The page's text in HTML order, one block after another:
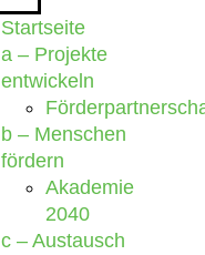
Startseite
a – Projekte
entwickeln
b – Menschen
fördern
Akademie
2040
c – Austausch